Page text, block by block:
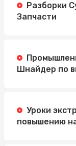
Разборки
Запчасти
Шнайдер по
Уроки
повышению